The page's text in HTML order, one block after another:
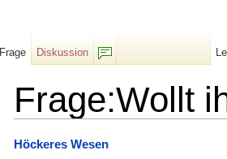
Frage:Wollt
Höckeres Wesen
Frage
Diskussion